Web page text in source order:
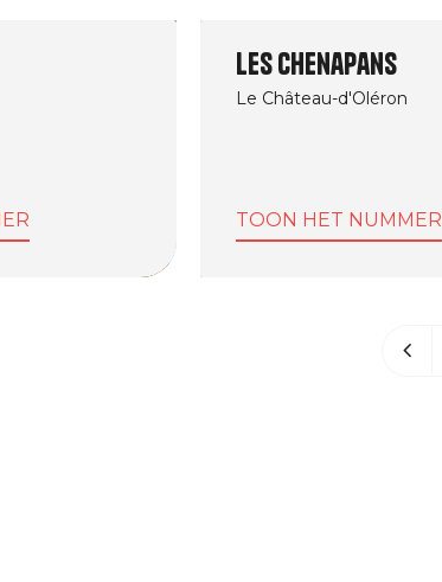
Les Chenapans
Le Château-d'Oléron
TOON HET NUMMER